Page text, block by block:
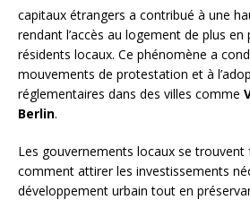
capitaux étrangers a contribué à une
rendant l’accès au logement de plus
résidents locaux. Ce phénomène a
mouvements de protestation et à
réglementaires dans des villes comme
Berlin.
Les gouvernements locaux se trouvent
comment attirer les investissements
développement urbain tout en